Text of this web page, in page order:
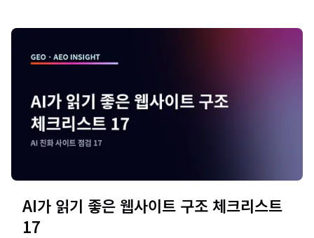
AI가 읽기 좋은 웹사이트 구조 체크리스트
17